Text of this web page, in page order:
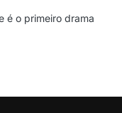
é o primeiro drama